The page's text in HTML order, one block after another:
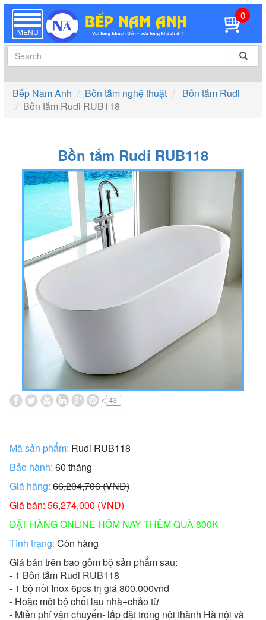
TOGGLE
NAVIGATION
MENU
0
Bếp Nam Anh Bồn tắm nghệ thuật
Bồn tắm Rudi
Bồn tắm Rudi RUB118
Bồn tắm Rudi RUB118
Mã sản phẩm: Rudi RUB118
Bảo hành: 60 tháng
Giá hãng: 66,204,706 (VNĐ)
Giá bán: 56,274,000 (VNĐ)
ĐẶT HÀNG ONLINE HÔM NAY THÊM QUÀ 800K
Tình trạng: Còn hàng
Giá bán trên bao gồm bộ sản phẩm sau:
- 1 Bồn tắm Rudi RUB118
- 1 bộ nồi Inox 6pcs trị giá 800.000vnđ
- Hoặc một bộ chổi lau nhà+chảo từ
- Miễn phí vận chuyển- lắp đặt trong nội thành Hà nội và